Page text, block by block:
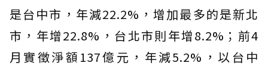
是台中市，年減22.2%，增加最多的是新北
市，年增22.8%，台北市則年增8.2%；前4
月實徵淨額137億元，年減5.2%，以台中